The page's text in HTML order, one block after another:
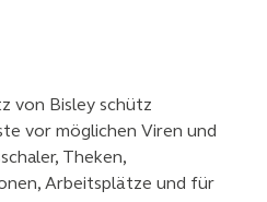
von Bisley schütz
vor möglichen Viren und
Theken,
Arbeitsplätze und für